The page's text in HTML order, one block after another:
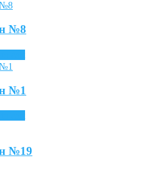
№8
№1
№19